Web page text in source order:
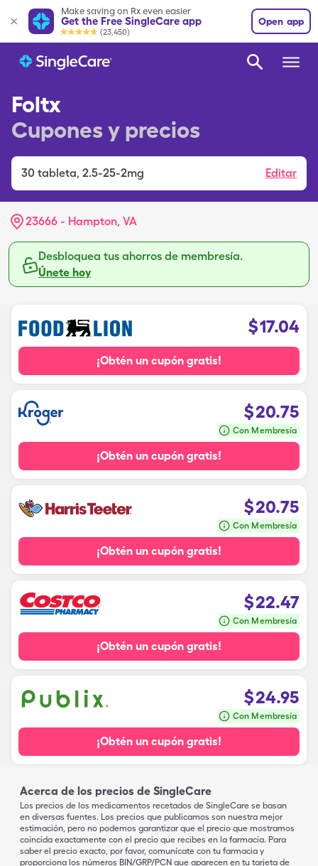
Make saving on Rx even easier
Get the Free SingleCare app
(23,450)
Open app
Foltx
Cupones y precios
30 tableta, 2.5-25-2mg Editar
23666 - Hampton, VA
Desbloquea tus ahorros de membresía.
Únete hoy
$17.04
¡Obtén un cupón gratis!
$20.75
Con Membresía
¡Obtén un cupón gratis!
$20.75
Con Membresía
¡Obtén un cupón gratis!
$22.47
Con Membresía
¡Obtén un cupón gratis!
$24.95
Con Membresía
¡Obtén un cupón gratis!
Acerca de los precios de SingleCare
Los precios de los medicamentos recetados de SingleCare se basan
en diversas fuentes. Los precios que publicamos son nuestra mejor
estimación, pero no podemos garantizar que el precio que mostramos
coincida exactamente con el precio que recibes en la farmacia. Para
saber el precio exacto, por favor, comunícate con tu farmacia y
proporciona los números BIN/GRP/PCN que aparecen en tu tarjeta de